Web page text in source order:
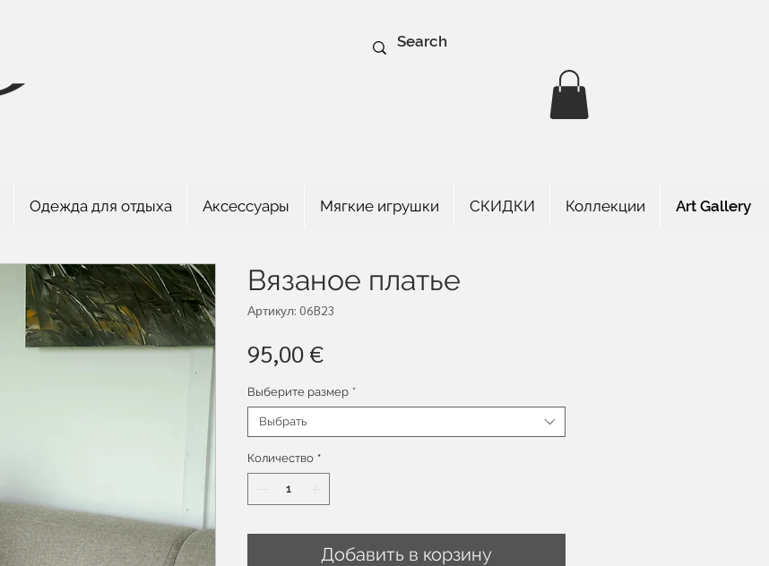
Одежда для отдыха Аксессуары Мягкие игрушки СКИДКИ Коллекции Art Gallery
Вязаное платье
Артикул: 06B23
95,00 €Цена
Выберите размер *
Выбрать
Количество *
Добавить в корзину